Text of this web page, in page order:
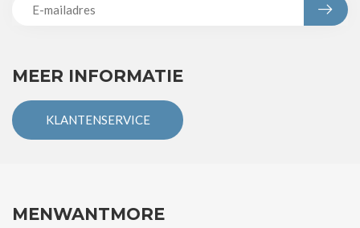
MEER INFORMATIE
KLANTENSERVICE
MENWANTMORE